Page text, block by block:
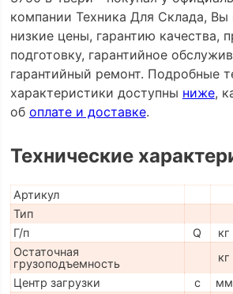
компании Техника Для Склада, Вы
низкие цены, гарантию качества,
подготовку, гарантийное
гарантийный ремонт. Подробные
характеристики доступны ниже,
об оплате и доставке.
Технические
Артикул
Тип
Г/п
Q кг
Остаточная
грузоподъемность
кг
Центр загрузки
c мм